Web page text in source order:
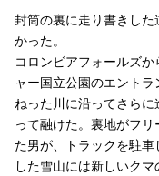
封筒の裏に走り書きし
かった。
コロンビアフォールズ
ャー国立公園のエント
ねった川に沿ってさら
って融けた。裏地がフ
た男が、トラックを駐
した雪山には新しいクマ